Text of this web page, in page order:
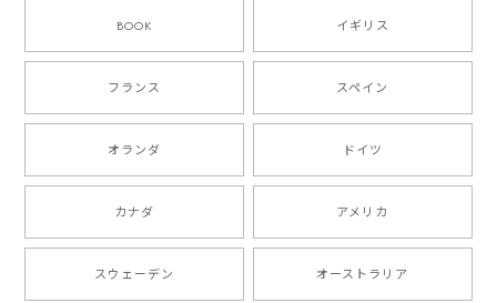
BOOK イギリス
フランス スペイン
オランダ ドイツ
カナダ アメリカ
スウェーデン オーストラリア